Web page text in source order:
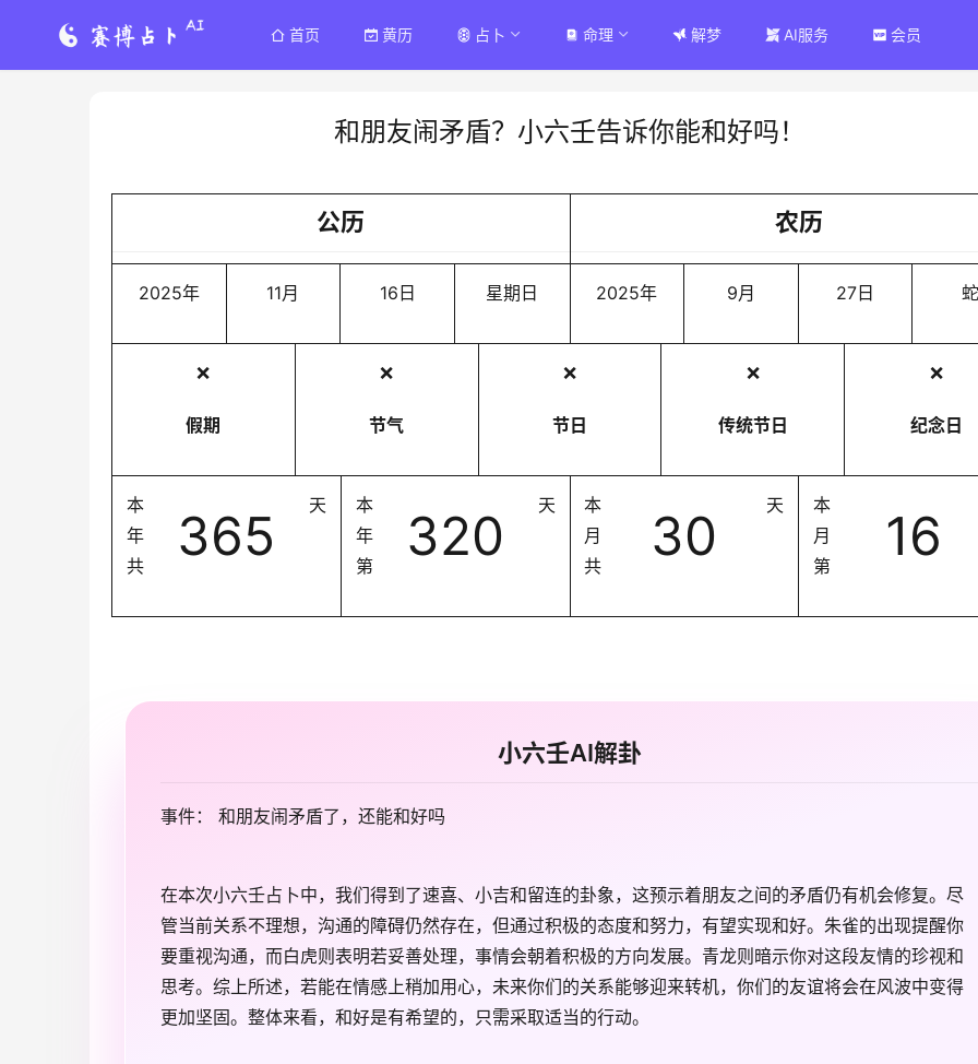
首页 黄历 占卜 命理 解梦 AI服务 会员
和朋友闹矛盾？小六壬告诉你能和好吗！
公历
2025年 11月 16日 星期日
农历
2025年 9月 27日 蛇
❌
假期
❌
节气
❌
节日
❌
传统节日
❌
纪念日
本
年
共
365 天
本
年
第
320 天
本
月
共
30 天
本
月
第
16
小六壬AI解卦
事件： 和朋友闹矛盾了，还能和好吗
在本次小六壬占卜中，我们得到了速喜、小吉和留连的卦象，这预示着朋友之间的矛盾仍有机会修复。尽
管当前关系不理想，沟通的障碍仍然存在，但通过积极的态度和努力，有望实现和好。朱雀的出现提醒你
要重视沟通，而白虎则表明若妥善处理，事情会朝着积极的方向发展。青龙则暗示你对这段友情的珍视和
思考。综上所述，若能在情感上稍加用心，未来你们的关系能够迎来转机，你们的友谊将会在风波中变得
更加坚固。整体来看，和好是有希望的，只需采取适当的行动。